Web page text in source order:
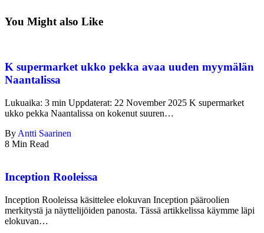
You Might also Like
K supermarket ukko pekka avaa uuden myymälän
Naantalissa
Lukuaika: 3 min Uppdaterat: 22 November 2025 K supermarket
ukko pekka Naantalissa on kokenut suuren…
By Antti Saarinen
8 Min Read
Inception Rooleissa
Inception Rooleissa käsittelee elokuvan Inception pääroolien
merkitystä ja näyttelijöiden panosta. Tässä artikkelissa käymme läpi
elokuvan…